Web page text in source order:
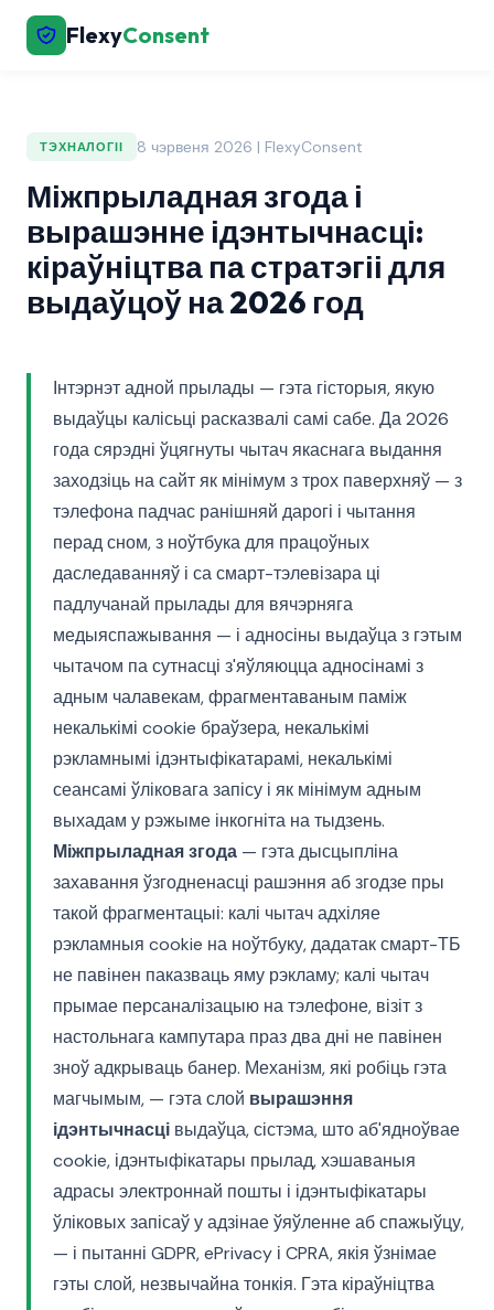
FlexyConsent
ТЭХНАЛОГІІ 8 чэрвеня 2026 | FlexyConsent
Міжпрыладная згода і
вырашэнне ідэнтычнасці:
кіраўніцтва па стратэгіі для
выдаўцоў на 2026 год
Інтэрнэт адной прылады — гэта гісторыя, якую
выдаўцы калісьці расказвалі самі сабе. Да 2026
года сярэдні ўцягнуты чытач якаснага выдання
заходзіць на сайт як мінімум з трох паверхняў — з
тэлефона падчас ранішняй дарогі і чытання
перад сном, з ноўтбука для працоўных
даследаванняў і са смарт-тэлевізара ці
падлучанай прылады для вячэрняга
медыяспажывання — і адносіны выдаўца з гэтым
чытачом па сутнасці з'яўляюцца адносінамі з
адным чалавекам, фрагментаваным паміж
некалькімі cookie браўзера, некалькімі
рэкламнымі ідэнтыфікатарамі, некалькімі
сеансамі ўліковага запісу і як мінімум адным
выхадам у рэжыме інкогніта на тыдзень.
Міжпрыладная згода — гэта дысцыпліна
захавання ўзгодненасці рашэння аб згодзе пры
такой фрагментацыі: калі чытач адхіляе
рэкламныя cookie на ноўтбуку, дадатак смарт-ТБ
не павінен паказваць яму рэкламу; калі чытач
прымае персаналізацыю на тэлефоне, візіт з
настольнага кампутара праз два дні не павінен
зноў адкрываць банер. Механізм, які робіць гэта
магчымым, — гэта слой вырашэння
ідэнтычнасці выдаўца, сістэма, што аб'ядноўвае
cookie, ідэнтыфікатары прылад, хэшаваныя
адрасы электроннай пошты і ідэнтыфікатары
ўліковых запісаў у адзінае ўяўленне аб спажыўцу,
— і пытанні GDPR, ePrivacy і CPRA, якія ўзнімае
гэты слой, незвычайна тонкія. Гэта кіраўніцтва